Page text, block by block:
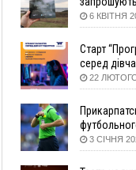
04 Серпня
19:49
«Коли я
траншеї»:
«Француз»
чоловік
18:45
Є висока
прикарпатців
«Подорож
6 КВІТНЯ
Старт
серед
22 ЛЮТОГО
3 СІЧНЯ